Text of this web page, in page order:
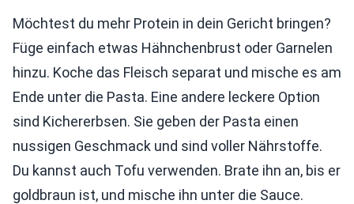
Möchtest du mehr Protein in dein Gericht bringen?
Füge einfach etwas Hähnchenbrust oder Garnelen
hinzu. Koche das Fleisch separat und mische es am
Ende unter die Pasta. Eine andere leckere Option
sind Kichererbsen. Sie geben der Pasta einen
nussigen Geschmack und sind voller Nährstoffe.
Du kannst auch Tofu verwenden. Brate ihn an, bis er
goldbraun ist, und mische ihn unter die Sauce.